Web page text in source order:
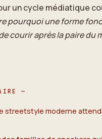
un cycle médiatique
pourquoi une forme
courir après la paire du
—
streetstyle moderne